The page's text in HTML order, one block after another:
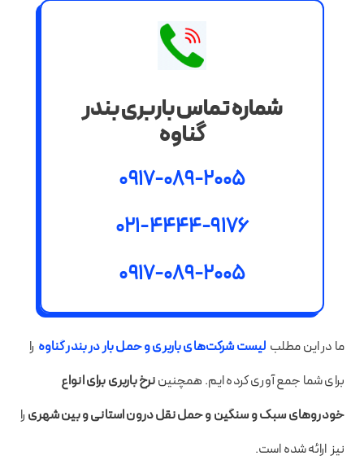
شماره تماس باربری بندر
گناوه
0917-089-2005
021-4444-9176
0917-089-2005
ما در این مطلب لیست شرکت‌های باربری و حمل بار در بندر گناوه را
برای شما جمع آوری کرده ایم. همچنیننرخ باربری برای انواع
خودروهای سبک و سنگین و حمل نقل درون استانی و بین شهری را
نیز ارائه شده است.